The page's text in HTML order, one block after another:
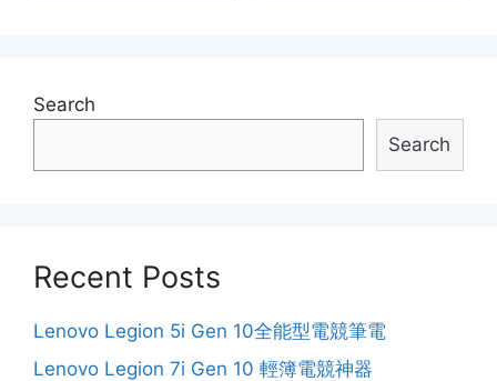
Search
Search
Recent Posts
Lenovo Legion 5i Gen 10全能型電競筆電
Lenovo Legion 7i Gen 10 輕簿電競神器